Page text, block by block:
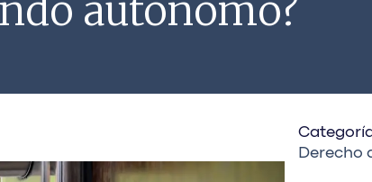
autónomo?
Derecho